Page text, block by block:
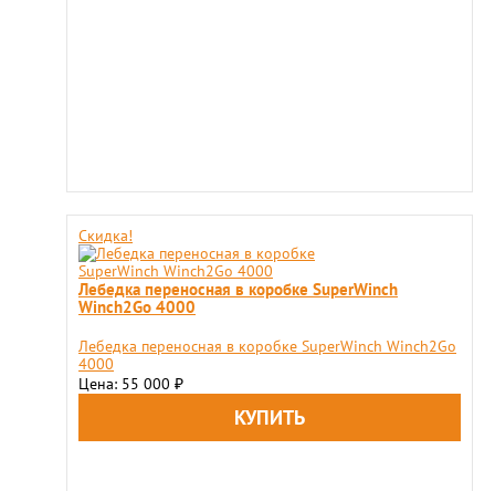
Скидка!
Лебедка переносная в коробке SuperWinch
Winch2Go 4000
Лебедка переносная в коробке SuperWinch Winch2Go
4000
Цена: 55 000 ₽